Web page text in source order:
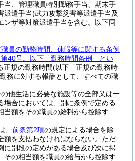
当、管理職員特別勤務手当、期末手
派遣手当(武力攻撃災害等派遣手当及
ンザ等対策派遣手当を含む。以下同
職員の勤務時間、休暇等に関する条例
40号。以下「勤務時間条例」とい
正規の勤務時間(以下「正規の勤務時
務に対する報酬として、すべての職
他生活に必要な施設等の全部又は一
場合においては、別に条例で定める
当額をその職員の給料から控除す
、 前条第2項の規定による場合を除
額を支払わなければならない。 ただ
に別段の定めがある場合及び次に掲
その相当額を職員の給与から控除す